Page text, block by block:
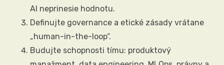
AI neprinesie hodnotu.
Definujte governance a etické zásady vrátane
„human-in-the-loop“.
Budujte schopnosti tímu: produktový